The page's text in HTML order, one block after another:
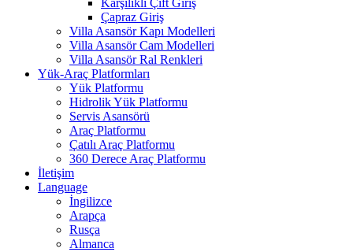
Karşılıklı Çift Giriş
Çapraz Giriş
Villa Asansör Kapı Modelleri
Villa Asansör Cam Modelleri
Villa Asansör Ral Renkleri
Yük-Araç Platformları
Yük Platformu
Hidrolik Yük Platformu
Servis Asansörü
Araç Platformu
Çatılı Araç Platformu
360 Derece Araç Platformu
İletişim
Language
İngilizce
Arapça
Rusça
Almanca